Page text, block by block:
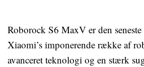
Roborock S6 MaxV er den
Xiaomi’s imponerende række af
avanceret teknologi og en stærk